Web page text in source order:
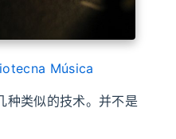
Música
种类似的技术。并不是